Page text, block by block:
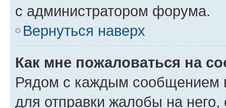
с администратором форума.
Вернуться наверх
Как мне пожаловаться на
Рядом с каждым сообщением
для отправки жалобы на